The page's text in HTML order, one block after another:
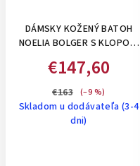
DÁMSKY KOŽENÝ BATOH
NOELIA BOLGER S KLOPOU,
€147,60
€163 (–9 %)
Skladom u dodávateľa (3-4
dni)